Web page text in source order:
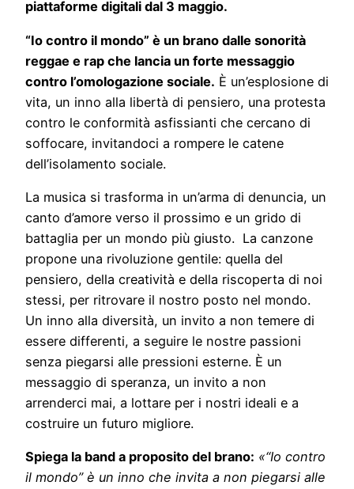
piattaforme digitali dal 3 maggio.
“Io contro il mondo” è un brano dalle sonorità
reggae e rap che lancia un forte messaggio
contro l’omologazione sociale. È un’esplosione di
vita, un inno alla libertà di pensiero, una protesta
contro le conformità asfissianti che cercano di
soffocare, invitandoci a rompere le catene
dell’isolamento sociale.
La musica si trasforma in un’arma di denuncia, un
canto d’amore verso il prossimo e un grido di
battaglia per un mondo più giusto. La canzone
propone una rivoluzione gentile: quella del
pensiero, della creatività e della riscoperta di noi
stessi, per ritrovare il nostro posto nel mondo.
Un inno alla diversità, un invito a non temere di
essere differenti, a seguire le nostre passioni
senza piegarsi alle pressioni esterne. È un
messaggio di speranza, un invito a non
arrenderci mai, a lottare per i nostri ideali e a
costruire un futuro migliore.
Spiega la band a proposito del brano: «“Io contro
il mondo” è un inno che invita a non piegarsi alle